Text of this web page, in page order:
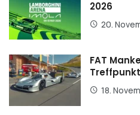
2026
20.
FAT
18.